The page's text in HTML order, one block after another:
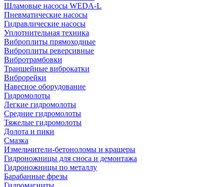
Шламовые насосы WEDA-L
Пневматические насосы
Гидравлические насосы
Уплотнительная техника
Виброплиты прямоходные
Виброплиты реверсивные
Вибротрамбовки
Траншейные виброкатки
Виброрейки
Навесное оборудование
Гидромолоты
Легкие гидромолоты
Средние гидромолоты
Тяжелые гидромолоты
Долота и пики
Смазка
Измельчители-бетоноломы и крашеры
Гидроножницы для сноса и демонтажа
Гидроножницы по металлу
Барабанные фрезы
Гидромагниты